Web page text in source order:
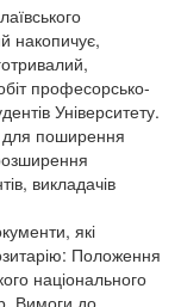
накопичує,
професорсько-
Університету.
для поширення
викладачів
які
Положення
національного
Вимоги до